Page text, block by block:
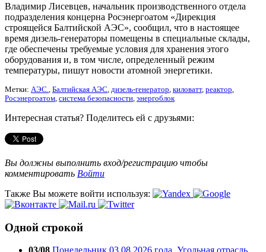
Владимир Лисевцев, начальник производственного отдела
подразделения концерна Росэнергоатом «Дирекция
строящейся Балтийской АЭС», сообщил, что в настоящее
время дизель-генераторы помещены в специальные склады,
где обеспечены требуемые условия для хранения этого
оборудования и, в том числе, определенный режим
температуры, пишут новости атомной энергетики.
Метки: АЭС., Балтийская АЭС, дизель-генератор, киловатт, реактор,
Росэнергоатом, система безопасности, энергоблок
Интересная статья? Поделитесь ей с друзьями:
Вы должны выполнить вход/регистрацию чтобы
комментировать Войти
Также Вы можете войти используя:
Одной строкой